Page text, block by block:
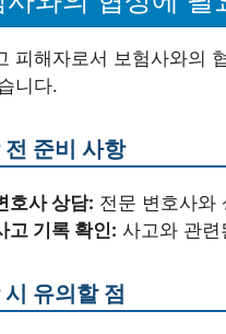
피해자로서 보험사와의
니다.
전 준비 사항
호사 상담: 전문 변호사와
고 기록 확인: 사고와 관
시 유의할 점